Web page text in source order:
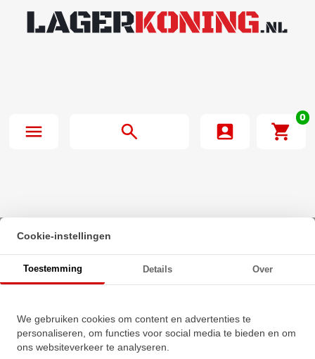
0
Beginpagina· Optibelt V-Snaar 3V300
Cookie-instellingen
Toestemming Details Over
We gebruiken cookies om content en advertenties te
personaliseren, om functies voor social media te bieden en om
ons websiteverkeer te analyseren.
★★★★★
★★★★★
Schrijf een review!